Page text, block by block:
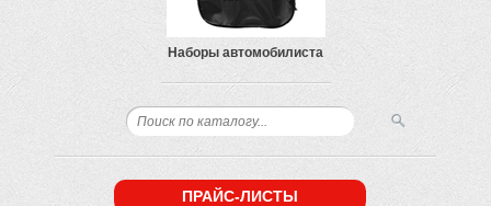
Наборы автомобилиста
ПРАЙС-ЛИСТЫ